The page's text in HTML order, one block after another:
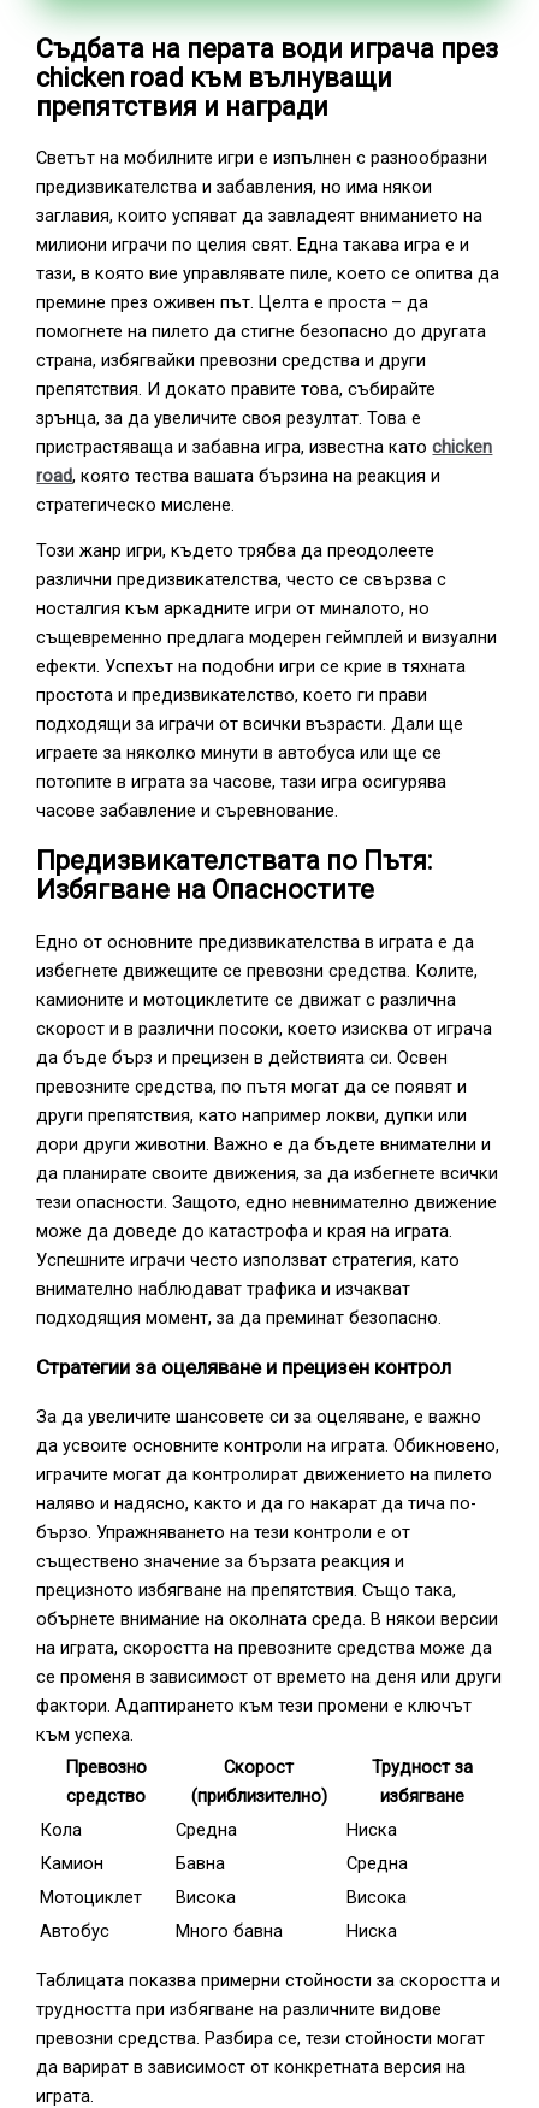
Съдбата на перата води играча през
chicken road към вълнуващи
препятствия и награди
Светът на мобилните игри е изпълнен с разнообразни
предизвикателства и забавления, но има някои
заглавия, които успяват да завладеят вниманието на
милиони играчи по целия свят. Една такава игра е и
тази, в която вие управлявате пиле, което се опитва да
премине през оживен път. Целта е проста – да
помогнете на пилето да стигне безопасно до другата
страна, избягвайки превозни средства и други
препятствия. И докато правите това, събирайте
зрънца, за да увеличите своя резултат. Това е
пристрастяваща и забавна игра, известна катоchicken
road, която тества вашата бързина на реакция и
стратегическо мислене.
Този жанр игри, където трябва да преодолеете
различни предизвикателства, често се свързва с
носталгия към аркадните игри от миналото, но
същевременно предлага модерен геймплей и визуални
ефекти. Успехът на подобни игри се крие в тяхната
простота и предизвикателство, което ги прави
подходящи за играчи от всички възрасти. Дали ще
играете за няколко минути в автобуса или ще се
потопите в играта за часове, тази игра осигурява
часове забавление и съревнование.
Предизвикателствата по Пътя:
Избягване на Опасностите
Едно от основните предизвикателства в играта е да
избегнете движещите се превозни средства. Колите,
камионите и мотоциклетите се движат с различна
скорост и в различни посоки, което изисква от играча
да бъде бърз и прецизен в действията си. Освен
превозните средства, по пътя могат да се появят и
други препятствия, като например локви, дупки или
дори други животни. Важно е да бъдете внимателни и
да планирате своите движения, за да избегнете всички
тези опасности. Защото, едно невнимателно движение
може да доведе до катастрофа и края на играта.
Успешните играчи често използват стратегия, като
внимателно наблюдават трафика и изчакват
подходящия момент, за да преминат безопасно.
Стратегии за оцеляване и прецизен контрол
За да увеличите шансовете си за оцеляване, е важно
да усвоите основните контроли на играта. Обикновено,
играчите могат да контролират движението на пилето
наляво и надясно, както и да го накарат да тича по-
бързо. Упражняването на тези контроли е от
съществено значение за бързата реакция и
прецизното избягване на препятствия. Също така,
обърнете внимание на околната среда. В някои версии
на играта, скоростта на превозните средства може да
се променя в зависимост от времето на деня или други
фактори. Адаптирането към тези промени е ключът
към успеха.
Превозно
средство
Скорост
(приблизително)
Трудност за
избягване
Кола
Средна
Ниска
Камион
Бавна
Средна
Мотоциклет
Висока
Висока
Автобус
Много бавна Ниска
Таблицата показва примерни стойности за скоростта и
трудността при избягване на различните видове
превозни средства. Разбира се, тези стойности могат
да варират в зависимост от конкретната версия на
играта.